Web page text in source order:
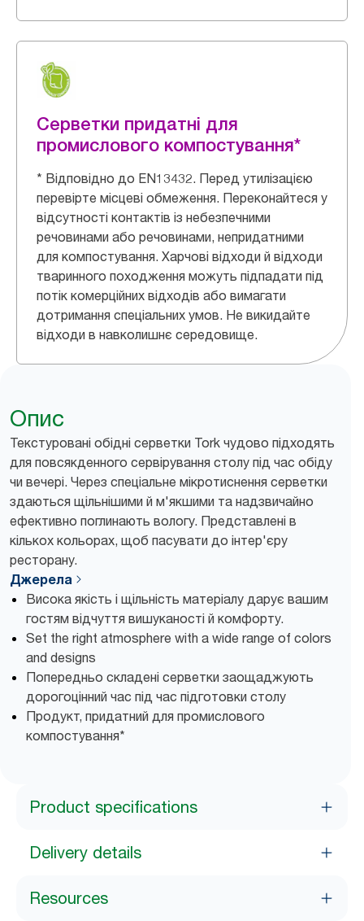
Серветки придатні для
промислового компостування*
* Відповідно до EN13432. Перед утилізацією
перевірте місцеві обмеження. Переконайтеся у
відсутності контактів із небезпечними
речовинами або речовинами, непридатними
для компостування. Харчові відходи й відходи
тваринного походження можуть підпадати під
потік комерційних відходів або вимагати
дотримання спеціальних умов. Не викидайте
відходи в навколишнє середовище.
Опис
Текстуровані обідні серветки Tork чудово підходять
для повсякденного сервірування столу під час обіду
чи вечері. Через спеціальне мікротиснення серветки
здаються щільнішими й м'якшими та надзвичайно
ефективно поглинають вологу. Представлені в
кількох кольорах, щоб пасувати до інтер'єру
ресторану.
Джерела
Висока якість і щільність матеріалу дарує вашим
гостям відчуття вишуканості й комфорту.
Set the right atmosphere with a wide range of colors
and designs
Попередньо складені серветки заощаджують
дорогоцінний час під час підготовки столу
Продукт, придатний для промислового
компостування*
Product specifications
Delivery details
Resources